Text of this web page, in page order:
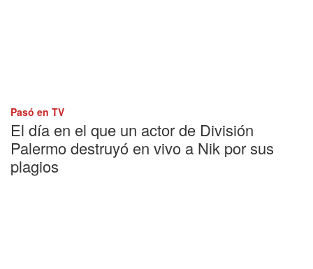
Pasó en TV
El día en el que un actor de División
Palermo destruyó en vivo a Nik por sus
plagios